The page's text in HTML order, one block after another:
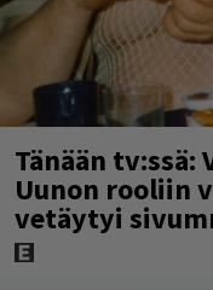
Tänään tv:ssä:
Uunon rooliin
vetäytyi